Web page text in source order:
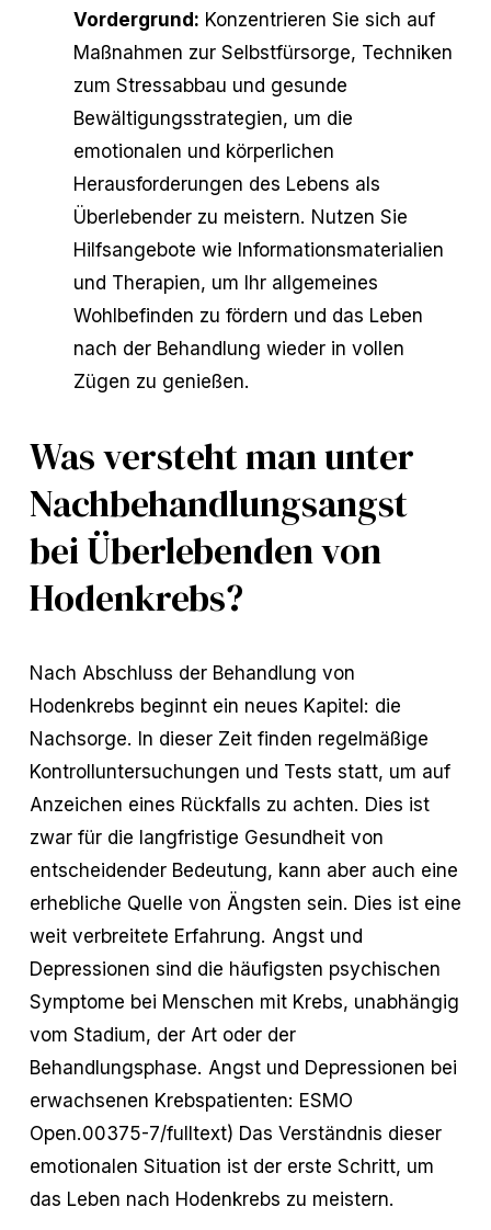
Vordergrund: Konzentrieren Sie sich auf
Maßnahmen zur Selbstfürsorge, Techniken
zum Stressabbau und gesunde
Bewältigungsstrategien, um die
emotionalen und körperlichen
Herausforderungen des Lebens als
Überlebender zu meistern. Nutzen Sie
Hilfsangebote wie Informationsmaterialien
und Therapien, um Ihr allgemeines
Wohlbefinden zu fördern und das Leben
nach der Behandlung wieder in vollen
Zügen zu genießen.
Was versteht man unter
Nachbehandlungsangst
bei Überlebenden von
Hodenkrebs?
Nach Abschluss der Behandlung von
Hodenkrebs beginnt ein neues Kapitel: die
Nachsorge. In dieser Zeit finden regelmäßige
Kontrolluntersuchungen und Tests statt, um auf
Anzeichen eines Rückfalls zu achten. Dies ist
zwar für die langfristige Gesundheit von
entscheidender Bedeutung, kann aber auch eine
erhebliche Quelle von Ängsten sein. Dies ist eine
weit verbreitete Erfahrung. Angst und
Depressionen sind die häufigsten psychischen
Symptome bei Menschen mit Krebs, unabhängig
vom Stadium, der Art oder der
Behandlungsphase. Angst und Depressionen bei
erwachsenen Krebspatienten: ESMO
Open.00375-7/fulltext) Das Verständnis dieser
emotionalen Situation ist der erste Schritt, um
das Leben nach Hodenkrebs zu meistern.